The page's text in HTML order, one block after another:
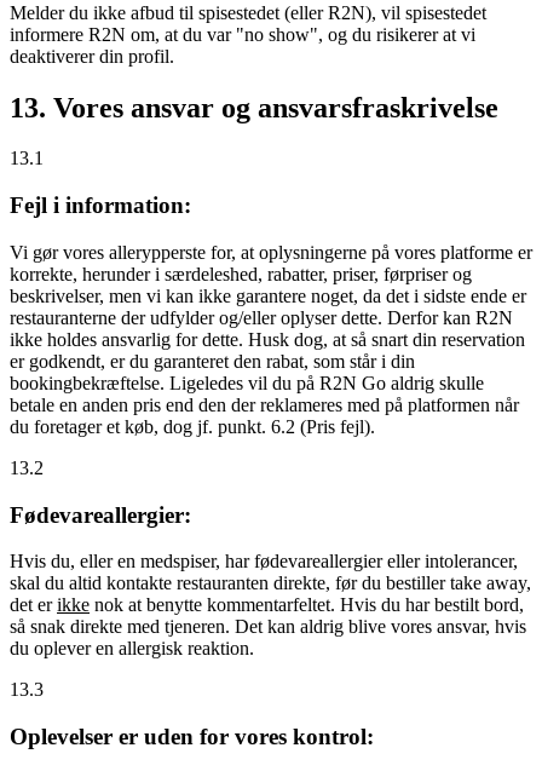
Melder du ikke afbud til spisestedet (eller R2N), vil spisestedet
informere R2N om, at du var "no show", og du risikerer at vi
deaktiverer din profil.
13. Vores ansvar og ansvarsfraskrivelse
13.1
Fejl i information:
Vi gør vores allerypperste for, at oplysningerne på vores platforme er
korrekte, herunder i særdeleshed, rabatter, priser, førpriser og
beskrivelser, men vi kan ikke garantere noget, da det i sidste ende er
restauranterne der udfylder og/eller oplyser dette. Derfor kan R2N
ikke holdes ansvarlig for dette. Husk dog, at så snart din reservation
er godkendt, er du garanteret den rabat, som står i din
bookingbekræftelse. Ligeledes vil du på R2N Go aldrig skulle
betale en anden pris end den der reklameres med på platformen når
du foretager et køb, dog jf. punkt. 6.2 (Pris fejl).
13.2
Fødevareallergier:
Hvis du, eller en medspiser, har fødevareallergier eller intolerancer,
skal du altid kontakte restauranten direkte, før du bestiller take away,
det erikke nok at benytte kommentarfeltet. Hvis du har bestilt bord,
så snak direkte med tjeneren. Det kan aldrig blive vores ansvar, hvis
du oplever en allergisk reaktion.
13.3
Oplevelser er uden for vores kontrol: